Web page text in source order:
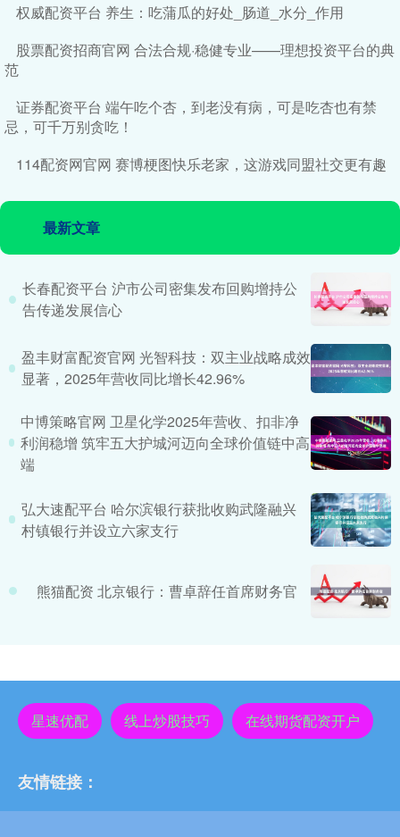
权威配资平台 养生：吃蒲瓜的好处_肠道_水分_作用
股票配资招商官网 合法合规·稳健专业——理想投资平台的典
范
证券配资平台 端午吃个杏，到老没有病，可是吃杏也有禁
忌，可千万别贪吃！
114配资网官网 赛博梗图快乐老家，这游戏同盟社交更有趣
最新文章
长春配资平台 沪市公司密集发布回购增持公
告传递发展信心
盈丰财富配资官网 光智科技：双主业战略成效
显著，2025年营收同比增长42.96%
中博策略官网 卫星化学2025年营收、扣非净
利润稳增 筑牢五大护城河迈向全球价值链中高
端
弘大速配平台 哈尔滨银行获批收购武隆融兴
村镇银行并设立六家支行
熊猫配资 北京银行：曹卓辞任首席财务官
星速优配 线上炒股技巧 在线期货配资开户
友情链接：